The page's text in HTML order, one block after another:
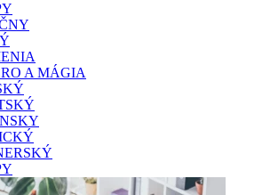
A MÁGIA